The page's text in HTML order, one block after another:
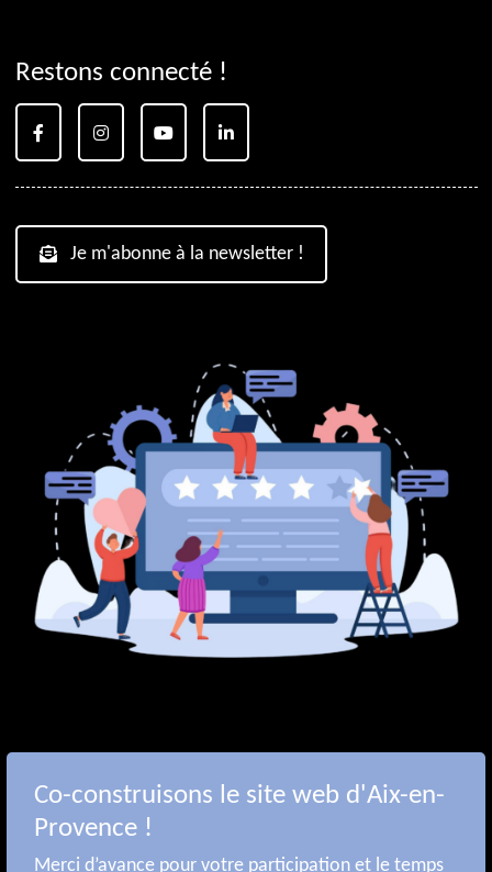
Restons connecté !
Je m'abonne à la newsletter !
Co-construisons le site web d'Aix-en-
Provence !
Merci d’avance pour votre participation et le temps